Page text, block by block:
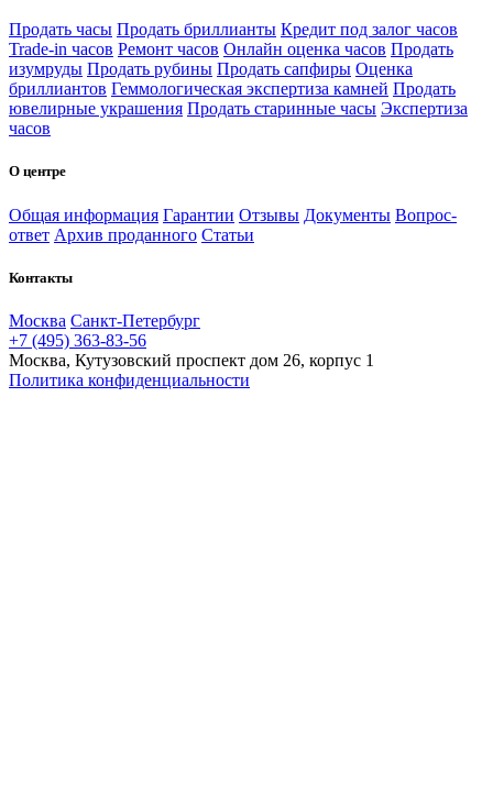
Продать часы Продать бриллианты Кредит под залог часов
Trade-in часов Ремонт часов Онлайн оценка часов Продать
изумруды Продать рубины Продать сапфиры Оценка
бриллиантов Геммологическая экспертиза камней Продать
ювелирные украшения Продать старинные часы Экспертиза
часов
О центре
Общая информация Гарантии Отзывы Документы Вопрос-
ответ Архив проданного Статьи
Контакты
Москва Санкт-Петербург
+7 (495) 363-83-56
Москва, Кутузовский проспект дом 26, корпус 1
Политика конфиденциальности